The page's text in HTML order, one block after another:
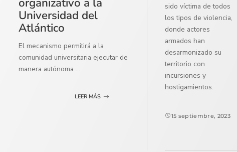
Universidad del
Atlántico
El mecanismo permitirá a la
comunidad universitaria ejecutar de
manera autónoma ...
LEER MÁS
sido víctima de todos
los tipos de violencia,
donde actores
armados han
desarmonizado su
territorio con
incursiones y
hostigamientos.
15 septiembre, 2023